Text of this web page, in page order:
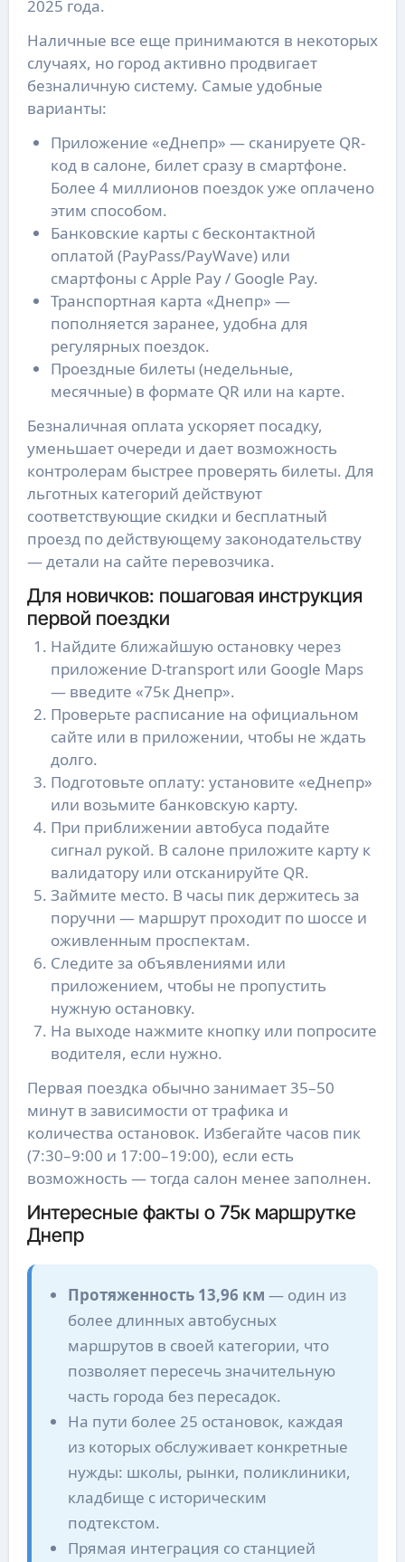
2025 года.
Наличные все еще принимаются в некоторых
случаях, но город активно продвигает
безналичную систему. Самые удобные
варианты:
Приложение «еДнепр» — сканируете QR-
код в салоне, билет сразу в смартфоне.
Более 4 миллионов поездок уже оплачено
этим способом.
Банковские карты с бесконтактной
оплатой (PayPass/PayWave) или
смартфоны с Apple Pay / Google Pay.
Транспортная карта «Днепр» —
пополняется заранее, удобна для
регулярных поездок.
Проездные билеты (недельные,
месячные) в формате QR или на карте.
Безналичная оплата ускоряет посадку,
уменьшает очереди и дает возможность
контролерам быстрее проверять билеты. Для
льготных категорий действуют
соответствующие скидки и бесплатный
проезд по действующему законодательству
— детали на сайте перевозчика.
Для новичков: пошаговая инструкция
первой поездки
Найдите ближайшую остановку через
приложение D-transport или Google Maps
— введите «75к Днепр».
Проверьте расписание на официальном
сайте или в приложении, чтобы не ждать
долго.
Подготовьте оплату: установите «еДнепр»
или возьмите банковскую карту.
При приближении автобуса подайте
сигнал рукой. В салоне приложите карту к
валидатору или отсканируйте QR.
Займите место. В часы пик держитесь за
поручни — маршрут проходит по шоссе и
оживленным проспектам.
Следите за объявлениями или
приложением, чтобы не пропустить
нужную остановку.
На выходе нажмите кнопку или попросите
водителя, если нужно.
Первая поездка обычно занимает 35–50
минут в зависимости от трафика и
количества остановок. Избегайте часов пик
(7:30–9:00 и 17:00–19:00), если есть
возможность — тогда салон менее заполнен.
Интересные факты о 75к маршрутке
Днепр
Протяженность 13,96 км — один из
более длинных автобусных
маршрутов в своей категории, что
позволяет пересечь значительную
часть города без пересадок.
На пути более 25 остановок, каждая
из которых обслуживает конкретные
нужды: школы, рынки, поликлиники,
кладбище с историческим
подтекстом.
Прямая интеграция со станцией